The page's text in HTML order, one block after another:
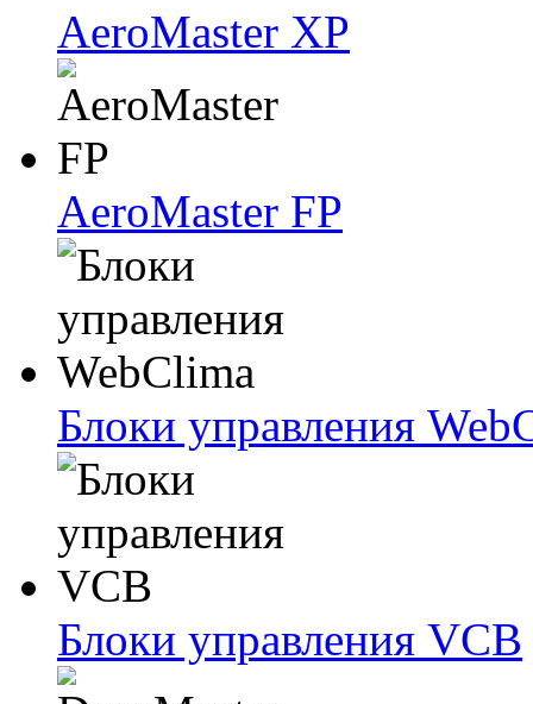
AeroMaster XP
AeroMaster FP
Блоки упрaвлeния
Блоки упрaвлeния VCB